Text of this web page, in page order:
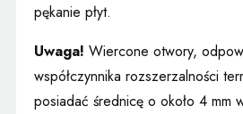
pękanie płyt.
Uwaga! Wiercone otwory,
współczynnika rozszerzalności
posiadać średnicę o około 4 mm